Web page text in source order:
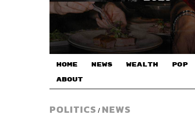
HOME NEWS WEALTH POP
ABOUT
POLITICS / NEWS